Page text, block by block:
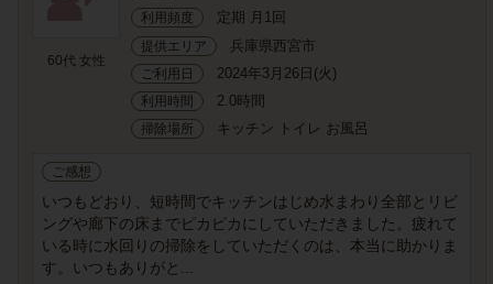
60代 女性
利用頻度
定期 月1回
提供エリア 兵庫県西宮市
ご利用日 2024年3月26日(火)
利用時間 2.0時間
掃除場所 キッチン トイレ お風呂
ご感想
いつもどおり、短時間でキッチンはじめ水まわり全部とリビ
ングや廊下の床までピカピカにしていただきました。疲れて
いる時に水回りの掃除をしていただくのは、本当に助かりま
す。いつもありがと...